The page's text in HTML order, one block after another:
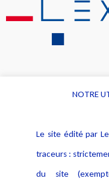
Alerte professionnelle
Déclaration
Notice Légale
NOTRE
Le site édité par
traceurs :
du site